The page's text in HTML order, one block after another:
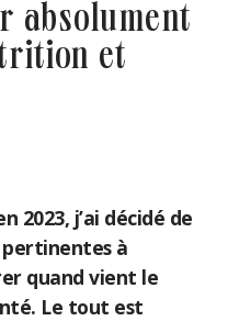
et
2023, j’ai décidé de
à
quand vient le
Le tout est